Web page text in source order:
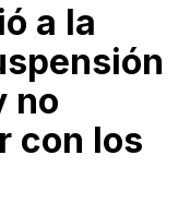
a la
no
con los